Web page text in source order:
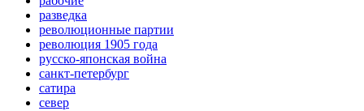
разведка
революционные партии
революция 1905 года
русско-японская война
санкт-петербург
сатира
север